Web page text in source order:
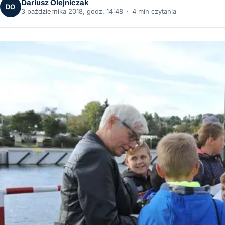
DO
Dariusz Olejniczak
3 października 2018, godz. 14:48 · 4 min czytania